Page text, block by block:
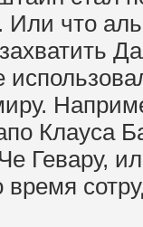
Или что
Клауса
Гевару,
время